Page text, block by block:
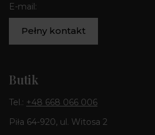
E-mail:
Pełny kontakt
Butik
Tel.: +48 668 066 006
Piła 64-920, ul. Witosa 2